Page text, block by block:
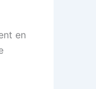
en